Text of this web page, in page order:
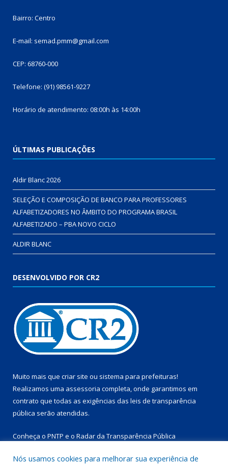
Bairro: Centro
E-mail: semad.pmm@gmail.com
CEP: 68760-000
Telefone: (91) 98561-9227
Horário de atendimento: 08:00h às 14:00h
ÚLTIMAS PUBLICAÇÕES
Aldir Blanc 2026
SELEÇÃO E COMPOSIÇÃO DE BANCO PARA PROFESSORES
ALFABETIZADORES NO ÂMBITO DO PROGRAMA BRASIL
ALFABETIZADO – PBA NOVO CICLO
ALDIR BLANC
DESENVOLVIDO POR CR2
Muito mais que criar site ou sistema para prefeituras!
Realizamos uma assessoria completa, onde garantimos em
contrato que todas as exigências das leis de transparência
pública serão atendidas.
Conheça o PNTP e o Radar da Transparência Pública
Nós usamos cookies para melhorar sua experiência de